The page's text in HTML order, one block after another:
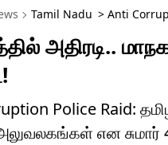
Tamil Nadu > Anti
Officesஅதிரடி..
Police Raid:
அலுவலகங்கள் என